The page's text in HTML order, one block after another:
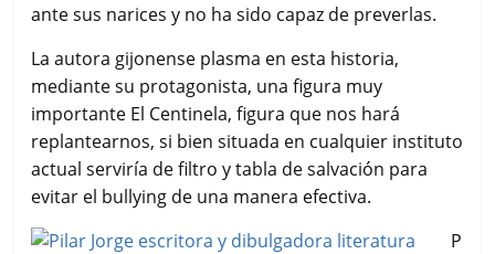
ante sus narices y no ha sido capaz de preverlas.
La autora gijonense plasma en esta historia,
mediante su protagonista, una figura muy
importante El Centinela, figura que nos hará
replantearnos, si bien situada en cualquier instituto
actual serviría de filtro y tabla de salvación para
evitar el bullying de una manera efectiva.
P